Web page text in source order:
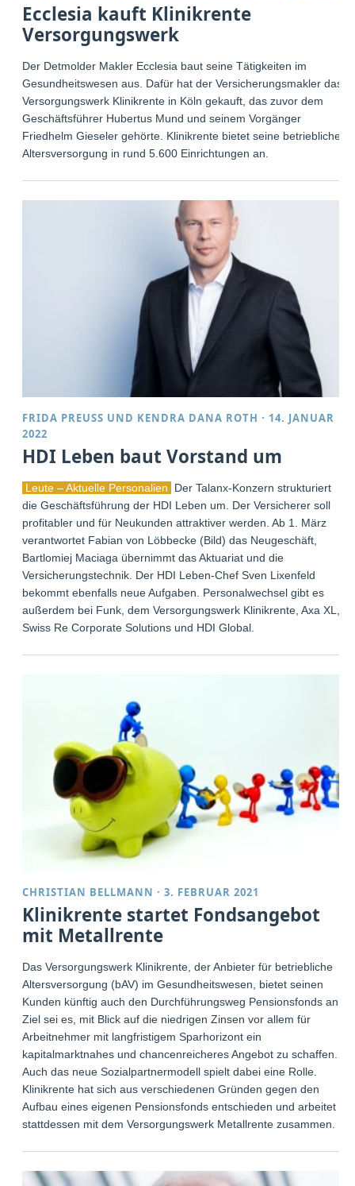
Ecclesia kauft Klinikrente
Versorgungswerk
Der Detmolder Makler Ecclesia baut seine Tätigkeiten im
Gesundheitswesen aus. Dafür hat der Versicherungsmakler das
Versorgungswerk Klinikrente in Köln gekauft, das zuvor dem
Geschäftsführer Hubertus Mund und seinem Vorgänger
Friedhelm Gieseler gehörte. Klinikrente bietet seine betriebliche
Altersversorgung in rund 5.600 Einrichtungen an.
FRIDA PREUSS UND KENDRA DANA ROTH · 14. JANUAR
2022
HDI Leben baut Vorstand um
Leute – Aktuelle Personalien
Der Talanx-Konzern strukturiert
die Geschäftsführung der HDI Leben um. Der Versicherer soll
profitabler und für Neukunden attraktiver werden. Ab 1. März
verantwortet Fabian von Löbbecke (Bild) das Neugeschäft,
Bartlomiej Maciaga übernimmt das Aktuariat und die
Versicherungstechnik. Der HDI Leben-Chef Sven Lixenfeld
bekommt ebenfalls neue Aufgaben. Personalwechsel gibt es
außerdem bei Funk, dem Versorgungswerk Klinikrente, Axa XL,
Swiss Re Corporate Solutions und HDI Global.
CHRISTIAN BELLMANN ·3. FEBRUAR 2021
Klinikrente startet Fondsangebot
mit Metallrente
Das Versorgungswerk Klinikrente, der Anbieter für betriebliche
Altersversorgung (bAV) im Gesundheitswesen, bietet seinen
Kunden künftig auch den Durchführungsweg Pensionsfonds an.
Ziel sei es, mit Blick auf die niedrigen Zinsen vor allem für
Arbeitnehmer mit langfristigem Sparhorizont ein
kapitalmarktnahes und chancenreicheres Angebot zu schaffen.
Auch das neue Sozialpartnermodell spielt dabei eine Rolle.
Klinikrente hat sich aus verschiedenen Gründen gegen den
Aufbau eines eigenen Pensionsfonds entschieden und arbeitet
stattdessen mit dem Versorgungswerk Metallrente zusammen.